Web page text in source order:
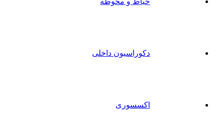
دکوراسیون داخلی
اکسسوری